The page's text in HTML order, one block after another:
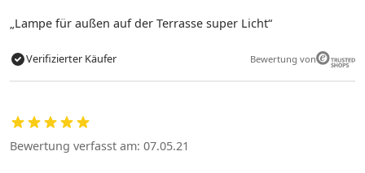
Lampe für außen auf der Terrasse super Licht
Verifizierter Käufer Bewertung von
Bewertung verfasst am: 07.05.21